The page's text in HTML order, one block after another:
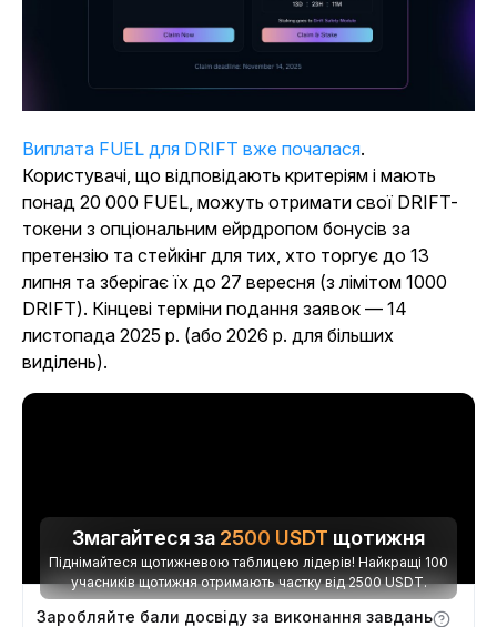
Виплата FUEL для DRIFT вже почалася.
Користувачі, що відповідають критеріям і мають
понад 20 000 FUEL, можуть отримати свої DRIFT-
токени з опціональним ейрдропом бонусів за
претензію та стейкінг для тих, хто торгує до 13
липня та зберігає їх до 27 вересня (з лімітом 1000
DRIFT). Кінцеві терміни подання заявок — 14
листопада 2025 р. (або 2026 р. для більших
виділень).
Змагайтеся за 2500 USDT щотижня
Піднімайтеся щотижневою таблицею лідерів! Найкращі 100
учасників щотижня отримають частку від 2500 USDT.
Заробляйте бали досвіду за виконання завдань